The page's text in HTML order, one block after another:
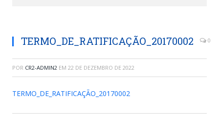
TERMO_DE_RATIFICAÇÃO_20170002 0
POR CR2-ADMIN2 EM 22 DE DEZEMBRO DE 2022
TERMO_DE_RATIFICAÇÃO_20170002